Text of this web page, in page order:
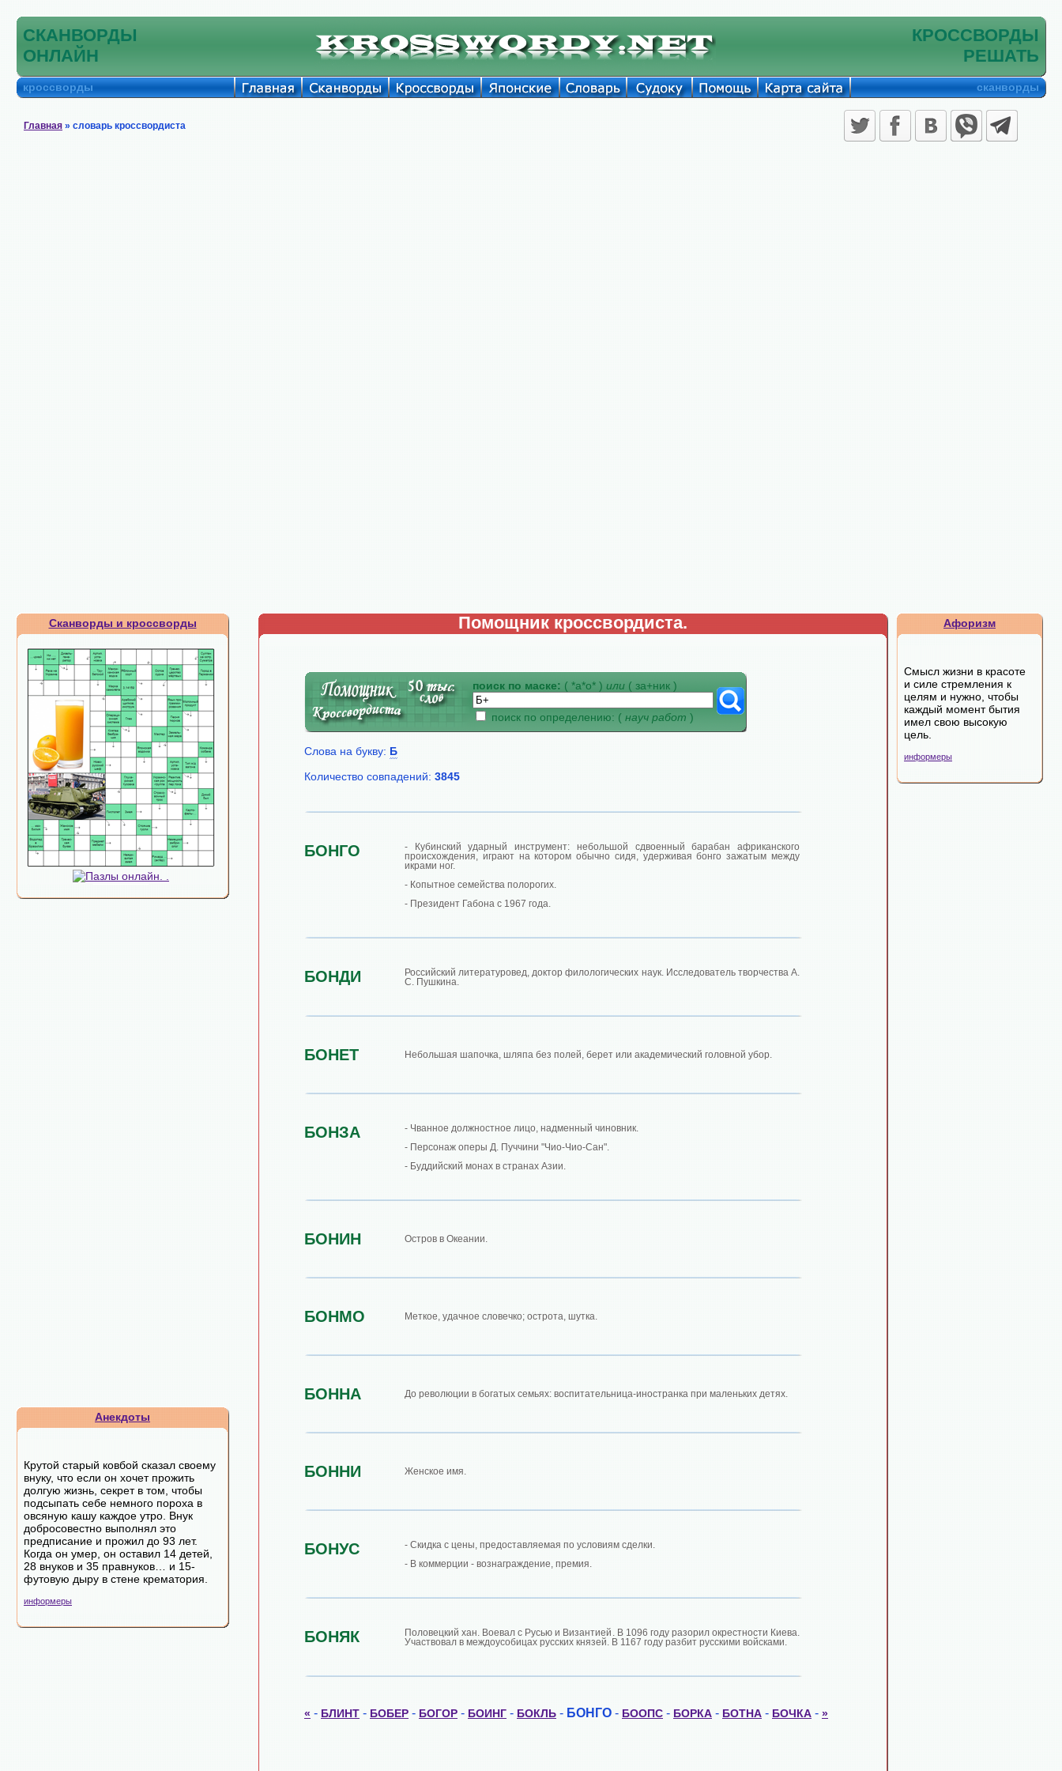
СКАНВОРДЫ
ОНЛАЙН
КРОССВОРДЫ
РЕШАТЬ
кроссворды сканворды
Главная » словарь кроссвордиста
Сканворды и кроссворды
Анекдоты
Крутой старый ковбой сказал своему
внуку, что если он хочет прожить
долгую жизнь, секрет в том, чтобы
подсыпать себе немного пороха в
овсяную кашу каждое утро. Внук
добросовестно выполнял это
предписание и прожил до 93 лет.
Когда он умер, он оставил 14 детей,
28 внуков и 35 правнуков… и 15-
футовую дыру в стене крематория.
информеры
Помощник кроссвордиста.
поиск по маске: ( *а*о* ) или ( за+ник )
поиск по определению: ( науч работ )
Слова на букву: Б
Количество совпадений: 3845
БОНГО
- Кубинский ударный инструмент: небольшой сдвоенный барабан африканского
происхождения, играют на котором обычно сидя, удерживая бонго зажатым между
икрами ног.
- Копытное семейства полорогих.
- Президент Габона с 1967 года.
БОНДИ
Российский литературовед, доктор филологических наук. Исследователь творчества А.
С. Пушкина.
БОНЕТ Небольшая шапочка, шляпа без полей, берет или академический головной убор.
БОНЗА
- Чванное должностное лицо, надменный чиновник.
- Персонаж оперы Д. Пуччини "Чио-Чио-Сан".
- Буддийский монах в странах Азии.
БОНИН Остров в Океании.
БОНМО Меткое, удачное словечко; острота, шутка.
БОННА До революции в богатых семьях: воспитательница-иностранка при маленьких детях.
БОННИ Женское имя.
БОНУС
- Скидка с цены, предоставляемая по условиям сделки.
- В коммерции - вознаграждение, премия.
БОНЯК
Половецкий хан. Воевал с Русью и Византией. В 1096 году разорил окрестности Киева.
Участвовал в междоусобицах русских князей. В 1167 году разбит русскими войсками.
« - БЛИНТ - БОБЕР - БОГОР - БОИНГ - БОКЛЬ - БОНГО - БООПС - БОРКА - БОТНА - БОЧКА - »
Афоризм
Смысл жизни в красоте
и силе стремления к
целям и нужно, чтобы
каждый момент бытия
имел свою высокую
цель.
информеры